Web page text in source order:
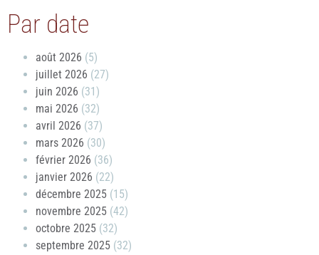
Par date
août 2026 (5)
juillet 2026 (27)
juin 2026 (31)
mai 2026 (32)
avril 2026 (37)
mars 2026 (30)
février 2026 (36)
janvier 2026 (22)
décembre 2025 (15)
novembre 2025 (42)
octobre 2025 (32)
septembre 2025 (32)